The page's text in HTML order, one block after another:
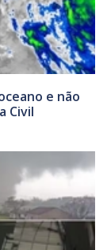
e não
Civil